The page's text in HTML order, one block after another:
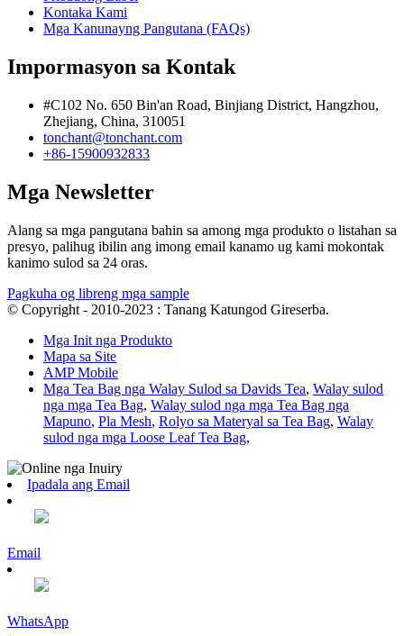
Kontaka Kami
Mga Kanunayng Pangutana (FAQs)
Impormasyon sa Kontak
#C102 No. 650 Bin'an Road, Binjiang District, Hangzhou,
Zhejiang, China, 310051
tonchant@tonchant.com
+86-15900932833
Mga Newsletter
Alang sa mga pangutana bahin sa among mga produkto o listahan sa
presyo, palihug ibilin ang imong email kanamo ug kami mokontak
kanimo sulod sa 24 oras.
Pagkuha og libreng mga sample
© Copyright - 2010-2023 : Tanang Katungod Gireserba.
Mga Init nga Produkto
Mapa sa Site
AMP Mobile
Mga Tea Bag nga Walay Sulod sa Davids Tea, Walay sulod
nga mga Tea Bag, Walay sulod nga mga Tea Bag nga
Mapuno, Pla Mesh, Rolyo sa Materyal sa Tea Bag, Walay
sulod nga mga Loose Leaf Tea Bag,
Ipadala ang Email
Email
WhatsApp